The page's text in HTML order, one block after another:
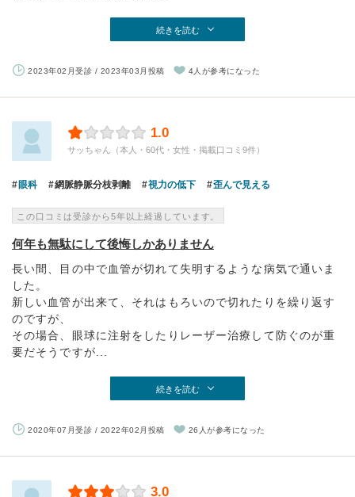
続きを読む
2023年02月受診 / 2023年03月投稿 4人が参考になった
1.0
サッちゃん（本人・60代・女性・掲載口コミ9件）
眼科 網脈静脈分枝剥離 視力の低下 歪んで見える
この口コミは受診から5年以上経過しています。
何年も無駄にして後悔しかありません
長い間、目の中で血管が切れて失明するような病気で通いま
した。
新しい血管が出来て、それはもろいので切れたりを繰り返す
のですが、
その場合、眼球に注射をしたりレーザー治療して防ぐのが重
要だそうですが...
続きを読む
2020年07月受診 / 2022年02月投稿 26人が参考になった
3.0